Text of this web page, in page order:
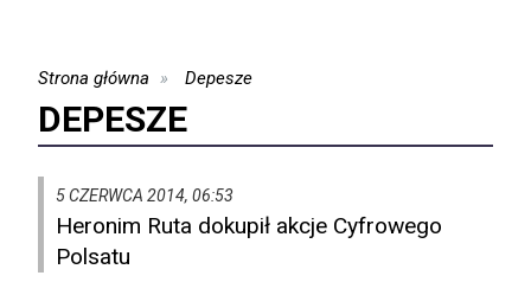
Strona główna Depesze
DEPESZE
5 CZERWCA 2014, 06:53
Heronim Ruta dokupił akcje Cyfrowego
Polsatu